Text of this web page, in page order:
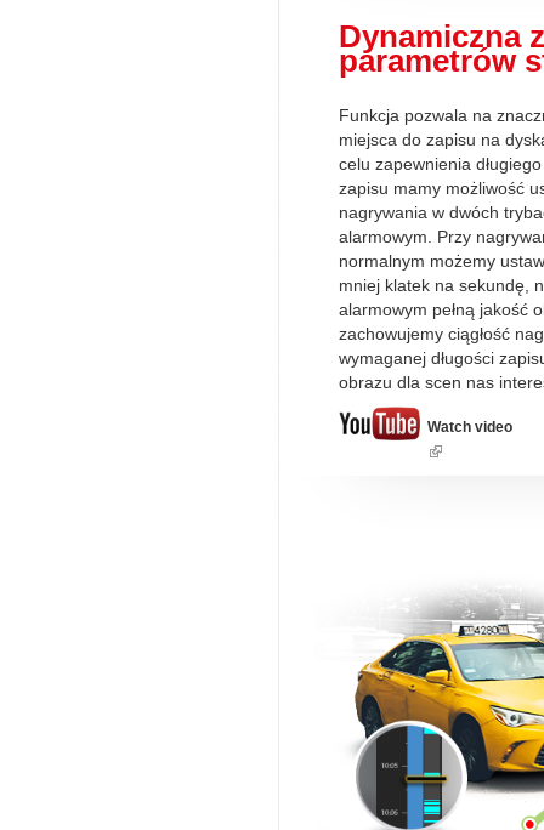
Dynamiczna
parametrów
Funkcja pozwala na
miejsca do zapisu na
celu zapewnienia
zapisu mamy możliwość
nagrywania w dwóch
alarmowym. Przy
normalnym możemy
mniej klatek na sekundę,
alarmowym pełną jakość
zachowujemy ciągłość
wymaganej długości
obrazu dla scen nas
Watch video
(link